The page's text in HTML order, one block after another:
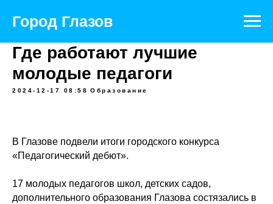
Город Глазовобразования
Где работают лучшие
молодые педагоги
2024-12-17 08:58 Образование
В Глазове подвели итоги городского конкурса
«Педагогический дебют».
17 молодых педагогов школ, детских садов,
дополнительного образования Глазова состязались в